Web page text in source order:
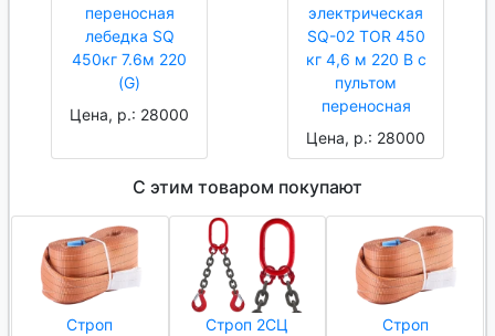
переносная
лебедка SQ
450кг 7.6м 220
(G)
Цена, р.: 28000
электрическая
SQ-02 TOR 450
кг 4,6 м 220 В с
пультом
переносная
Цена, р.: 28000
С этим товаром покупают
Строп
Строп 2СЦ
Строп